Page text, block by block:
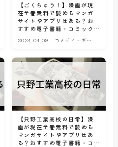
【ごくちゅう！】漫画が現
在全巻無料で読めるマンガ
サイトやアプリはある？お
すすめ電子書籍・コミック
較情報
2024.04.09
コメディ・ギャ
【只野工業高校の日常】漫
画が現在全巻無料で読める
マンガサイトやアプリはあ
る？おすすめ電子書籍・コ